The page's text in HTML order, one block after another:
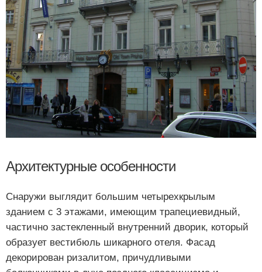
Архитектурные особенности
Снаружи выглядит большим четырехкрылым
зданием с 3 этажами, имеющим трапециевидный,
частично застекленный внутренний дворик, который
образует вестибюль шикарного отеля. Фасад
декорирован ризалитом, причудливыми